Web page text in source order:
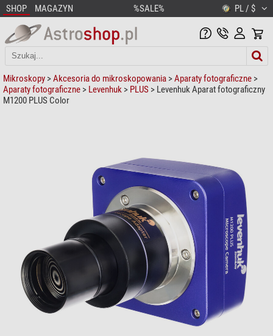
SHOP MAGAZYN %SALE% PL / $
Mikroskopy >Akcesoria do mikroskopowania >Aparaty fotograficzne >
Aparaty fotograficzne > Levenhuk > PLUS > Levenhuk Aparat fotograficzny
M1200 PLUS Color